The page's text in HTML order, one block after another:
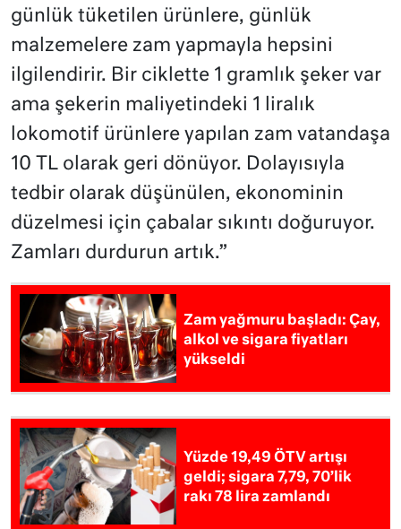
günlük tüketilen ürünlere, günlük
malzemelere zam yapmayla hepsini
ilgilendirir. Bir ciklette 1 gramlık şeker var
ama şekerin maliyetindeki 1 liralık
lokomotif ürünlere yapılan zam vatandaşa
10 TL olarak geri dönüyor. Dolayısıyla
tedbir olarak düşünülen, ekonominin
düzelmesi için çabalar sıkıntı doğuruyor.
Zamları durdurun artık.”
Zam yağmuru başladı: Çay,
alkol ve sigara fiyatları
yükseldi
Yüzde 19,49 ÖTV artışı
geldi; sigara 7,79, 70’lik
rakı 78 lira zamlandı